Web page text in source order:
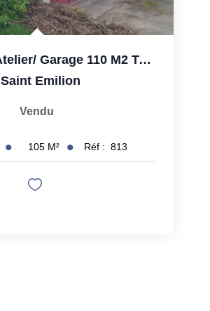
Exclusivité : Atelier/ Garage 110 M2 Transformable En...
Saint Emilion
Vendu
105 M² Réf : 813